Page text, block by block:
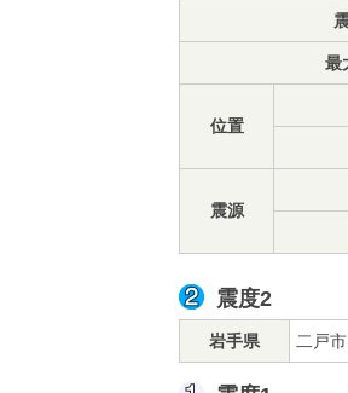
最
位置
震源
震度2
岩手県 二戸市